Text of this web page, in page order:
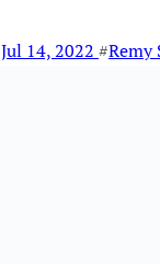
Jul 14, 2022 #Remy